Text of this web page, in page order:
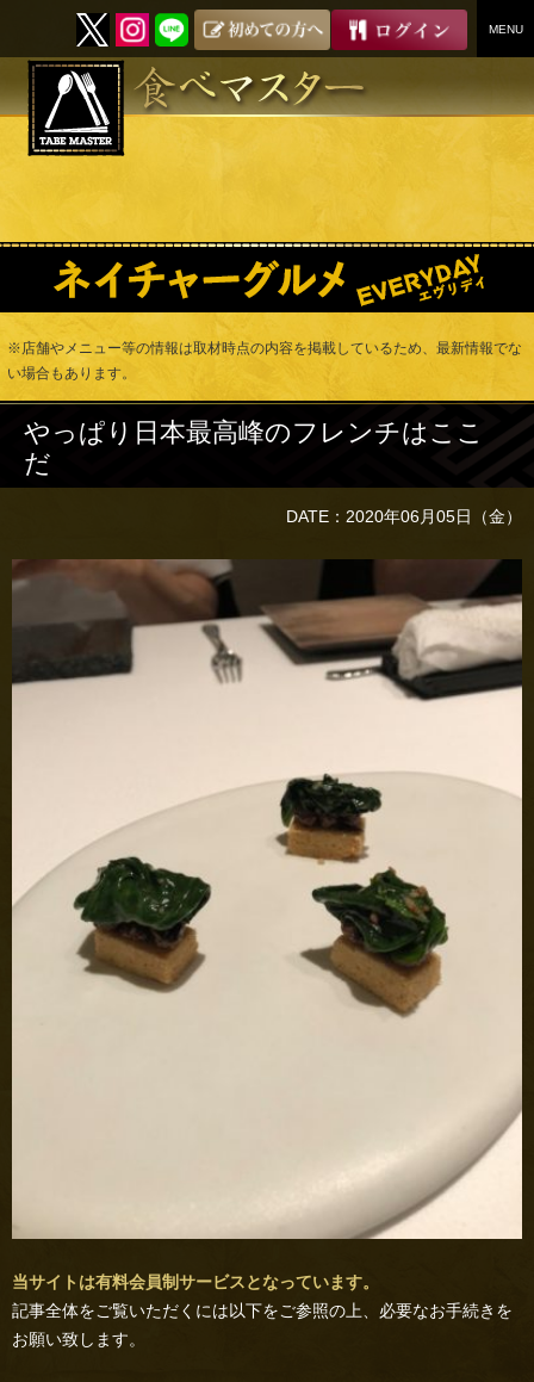
MENU
SKIP
※店舗やメニュー等の情報は取材時点の内容を掲載しているため、最新情報でな
い場合もあります。
やっぱり日本最高峰のフレンチはここ
だ
DATE：2020年06月05日（金）
当サイトは有料会員制サービスとなっています。
記事全体をご覧いただくには以下をご参照の上、必要なお手続きを
お願い致します。